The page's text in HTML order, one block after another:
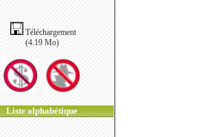
Téléchargement
(4.19 Mo)
Liste alphabétique